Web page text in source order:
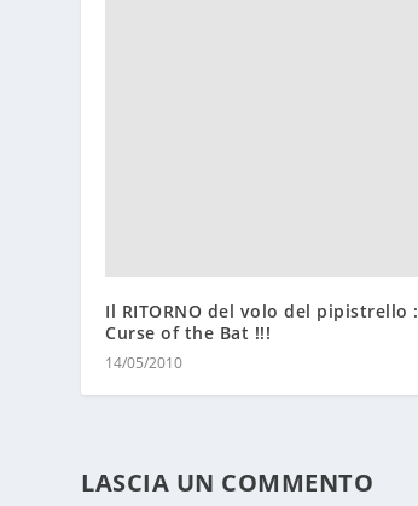
Il RITORNO del volo del pipistrello :
Curse of the Bat !!!
14/05/2010
LASCIA UN COMMENTO